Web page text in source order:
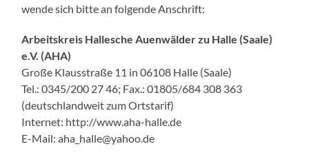
wende sich bitte an folgende Anschrift:
Arbeitskreis Hallesche Auenwälder zu Halle (Saale)
e.V. (AHA)
Große Klausstraße 11 in 06108 Halle (Saale)
Tel.: 0345/200 27 46; Fax.: 01805/684 308 363
(deutschlandweit zum Ortstarif)
Internet: http://www.aha-halle.de
E-Mail: aha_halle@yahoo.de